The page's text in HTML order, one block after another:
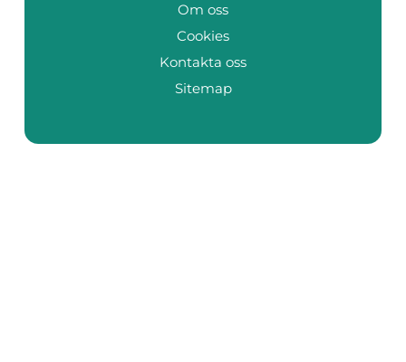
Om oss
Cookies
Kontakta oss
Sitemap